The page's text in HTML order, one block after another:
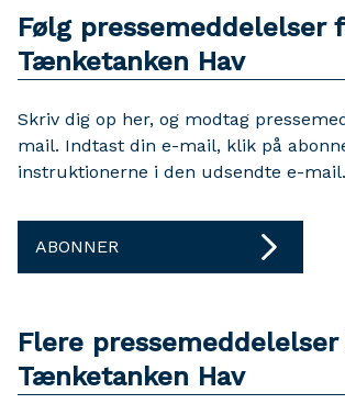
Følg pressemeddelelser
Tænketanken Hav
Skriv dig op her, og modtag
mail. Indtast din e-mail, klik på
instruktionerne i den udsendte e-mail.
ABONNER
Flere
Tænketanken Hav